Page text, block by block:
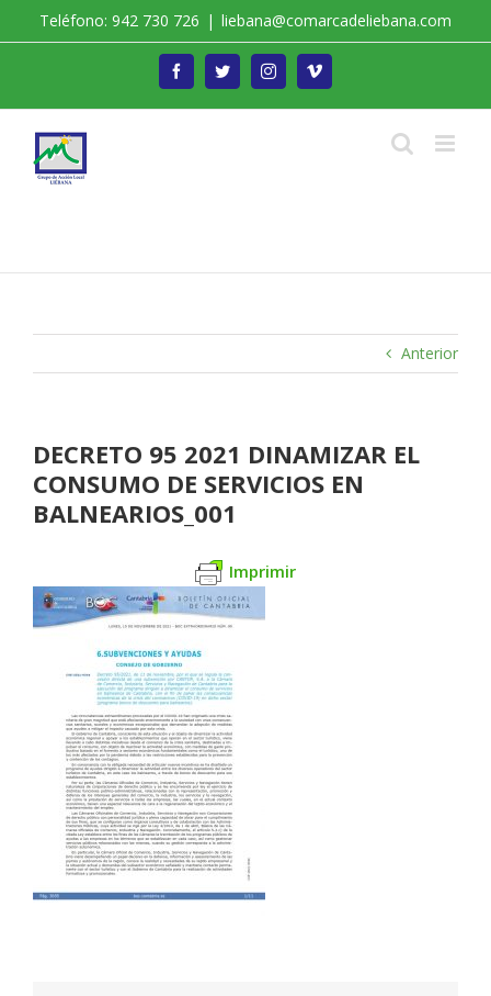
Teléfono: 942 730 726 | liebana@comarcadeliebana.com
FacebookTwitterInstagramVimeo
Anterior
DECRETO 95 2021 DINAMIZAR EL
CONSUMO DE SERVICIOS EN
BALNEARIOS_001
Imprimir